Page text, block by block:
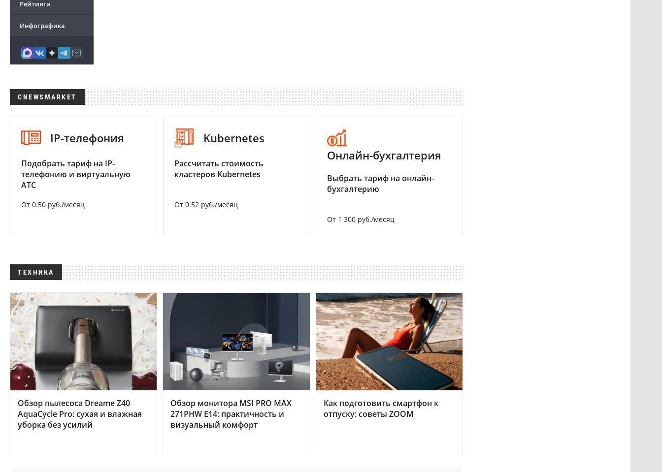
Рейтинги
Инфографика
CNEWSMARKET
IP-телефония
Подобрать тариф на IP-
телефонию и виртуальную
АТС
От 0.50 руб./месяц
Kubernetes
Рассчитать стоимость
кластеров Kubernetes
От 0.52 руб./месяц
Онлайн-бухгалтерия
Выбрать тариф на онлайн-
бухгалтерию
От 1 300 руб./месяц
ТЕХНИКА
Обзор пылесоса Dreame Z40
AquaCycle Pro: сухая и влажная
уборка без усилий
Обзор монитора MSI PRO MAX
271PHW E14: практичность и
визуальный комфорт
Как подготовить смартфон к
отпуску: советы ZOOM